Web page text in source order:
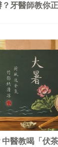
牙醫師教你
醫教喝「伏